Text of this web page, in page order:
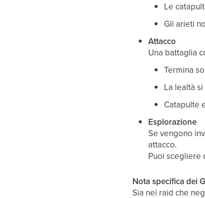
Le
Gli arieti
Attacco
Una battaglia
Termina
La lealtà
Catapulte
Esplorazione
Se vengono
attacco.
Puoi scegliere
Nota specifica dei
Sia nei raid che